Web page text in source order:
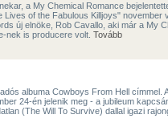
a My Chemical Romance
of the Fabulous Killjoys" november
új elnöke, Rob Cavallo, aki már a My
nek is producere volt. Tovább
albuma Cowboys From Hell címmel.
24-én jelenik meg - a jubileum
(The Will To Survive) dallal igazi